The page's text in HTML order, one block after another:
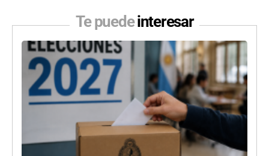
Te puedeinteresar